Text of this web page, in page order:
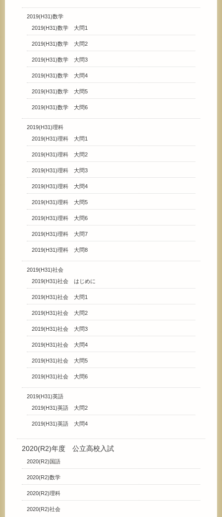
2019(H31)数学
2019(H31)数学 大問1
2019(H31)数学 大問2
2019(H31)数学 大問3
2019(H31)数学 大問4
2019(H31)数学 大問5
2019(H31)数学 大問6
2019(H31)理科
2019(H31)理科 大問1
2019(H31)理科 大問2
2019(H31)理科 大問3
2019(H31)理科 大問4
2019(H31)理科 大問5
2019(H31)理科 大問6
2019(H31)理科 大問7
2019(H31)理科 大問8
2019(H31)社会
2019(H31)社会 はじめに
2019(H31)社会 大問1
2019(H31)社会 大問2
2019(H31)社会 大問3
2019(H31)社会 大問4
2019(H31)社会 大問5
2019(H31)社会 大問6
2019(H31)英語
2019(H31)英語 大問2
2019(H31)英語 大問4
2020(R2)年度 公立高校入試
2020(R2)国語
2020(R2)数学
2020(R2)理科
2020(R2)社会